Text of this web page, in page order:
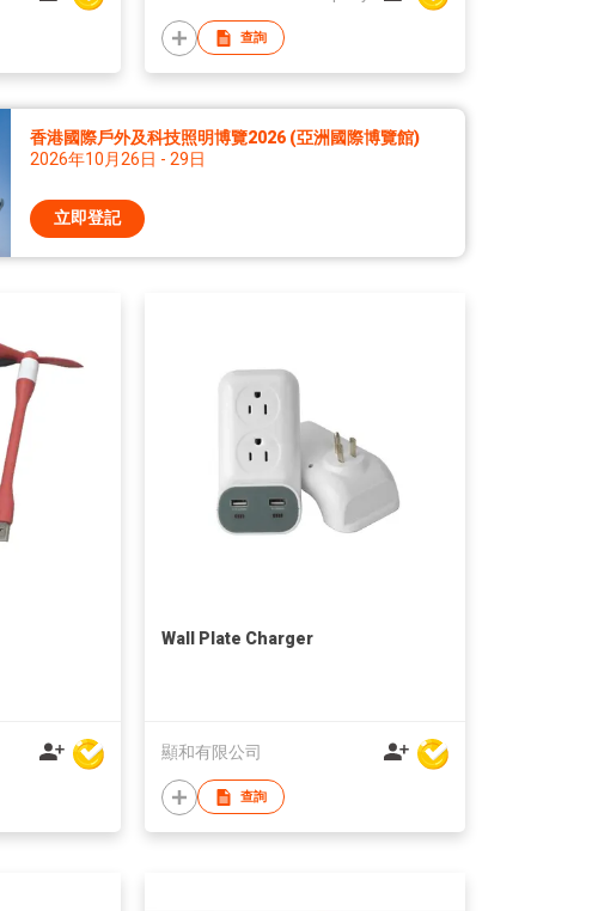
查詢
香港國際戶外及科技照明博覽2026 (亞洲國際博覽館)
2026年10月26日 - 29日
立即登記
Wall Plate Charger
顯和有限公司
查詢